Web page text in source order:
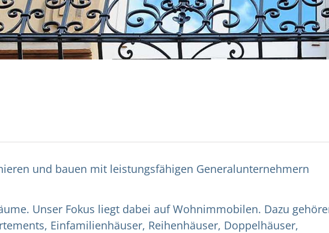
und bauen mit leistungsfähigen Generalunternehmern
Unser Fokus liegt dabei auf Wohnimmobilen. Dazu
Einfamilienhäuser, Reihenhäuser, Doppelhäuser,